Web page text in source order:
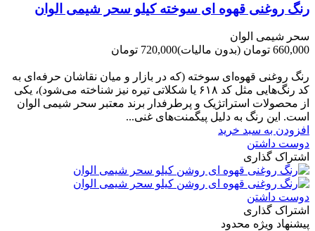
رنگ روغنی قهوه ای سوخته کیلو سحر شیمی الوان
سحر شیمی الوان
660,000 تومان
(بدون مالیات)720,000 تومان
رنگ روغنی قهوه‌ای سوخته (که در بازار و میان نقاشان حرفه‌ای به
کد رنگ‌هایی مثل کد ۶۱۸ یا شکلاتی تیره نیز شناخته می‌شود)، یکی
از محصولات استراتژیک و پرطرفدار برند معتبر سحر شیمی الوان
است. این رنگ به دلیل پیگمنت‌های غنی...
افزودن به سبد خرید
دوست داشتن
اشتراک گذاری
دوست داشتن
اشتراک گذاری
پیشنهاد ویژه محدود